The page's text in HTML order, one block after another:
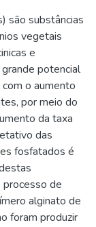
são substâncias
vegetais
e
potencial
o aumento
por meio do
da taxa
das
fosfatados é
de
alginato de
foram produzir